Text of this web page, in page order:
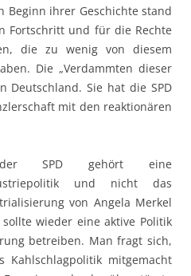
Beginn ihrer Geschichte stand
Fortschritt und für die Rechte
die zu wenig von diesem
Die „Verdammten dieser
Deutschland. Sie hat die SPD
mit den reaktionären
der SPD gehört eine
und nicht das
von Angela Merkel
wieder eine aktive Politik
betreiben. Man fragt sich,
Kahlschlagpolitik mitgemacht